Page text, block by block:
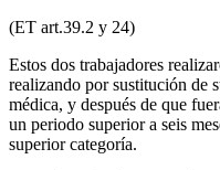
(ET art.39.2 y 24)
Estos dos trabajadores
realizando por sustitución de
médica, y después de que
un periodo superior a seis
superior categoría.